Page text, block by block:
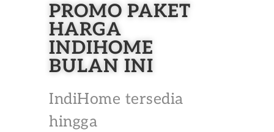
PROMO PAKET
HARGA
INDIHOME
BULAN INI
IndiHome tersedia
hingga